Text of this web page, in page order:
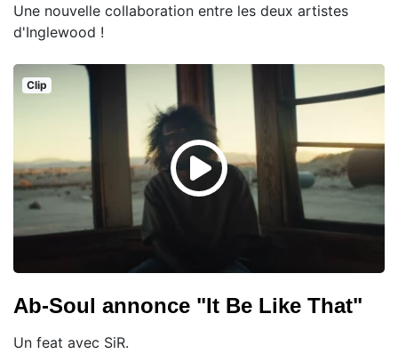
Une nouvelle collaboration entre les deux artistes
d'Inglewood !
Clip
Ab-Soul annonce "It Be Like That"
Un feat avec SiR.